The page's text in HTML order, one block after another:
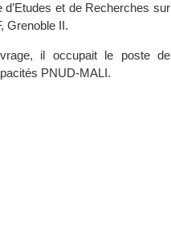
et de Recherches sur
Grenoble II.
il occupait le poste de
PNUD-MALI.